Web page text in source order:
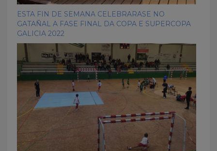
ESTA FIN DE SEMANA CELEBRARASE NO
GATAÑAL A FASE FINAL DA COPA E SUPERCOPA
GALICIA 2022